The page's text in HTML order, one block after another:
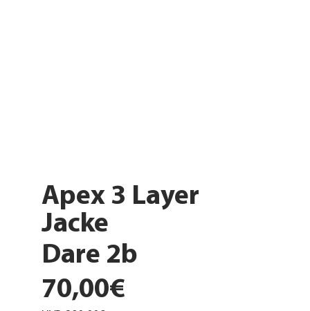
Apex 3 Layer
Jacke
Dare 2b
70,00€